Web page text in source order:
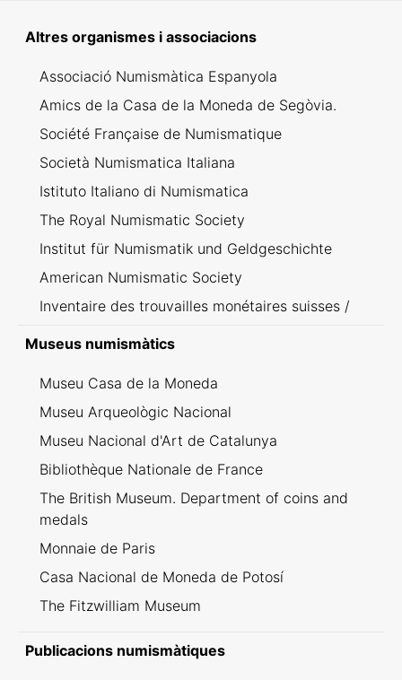
Altres organismes i associacions
Associació Numismàtica Espanyola
Amics de la Casa de la Moneda de Segòvia.
Société Française de Numismatique
Società Numismatica Italiana
Istituto Italiano di Numismatica
The Royal Numismatic Society
Institut für Numismatik und Geldgeschichte
American Numismatic Society
Inventaire des trouvailles monétaires suisses /
Museus numismàtics
Museu Casa de la Moneda
Museu Arqueològic Nacional
Museu Nacional d'Art de Catalunya
Bibliothèque Nationale de France
The British Museum. Department of coins and
medals
Monnaie de Paris
Casa Nacional de Moneda de Potosí
The Fitzwilliam Museum
Publicacions numismàtiques